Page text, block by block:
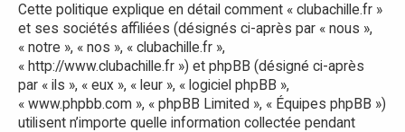
Cette politique explique en détail comment « clubachille.fr »
et ses sociétés affiliées (désignés ci-après par « nous »,
« notre », « nos », « clubachille.fr »,
« http://www.clubachille.fr ») et phpBB (désigné ci-après
par « ils », « eux », « leur », « logiciel phpBB »,
« www.phpbb.com », « phpBB Limited », « Équipes phpBB »)
utilisent n’importe quelle information collectée pendant